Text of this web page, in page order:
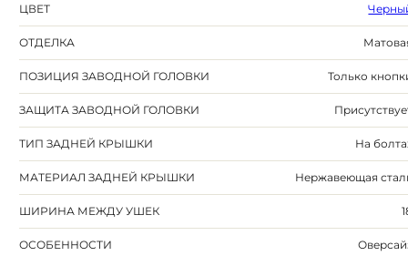
ЦВЕТ
ОТДЕЛКА
ПОЗИЦИЯ ЗАВОДНОЙ ГОЛОВКИ Только
ЗАЩИТА ЗАВОДНОЙ ГОЛОВКИ
ТИП ЗАДНЕЙ КРЫШКИ На
МАТЕРИАЛ ЗАДНЕЙ КРЫШКИ Нержавеющая
ШИРИНА МЕЖДУ УШЕК
ОСОБЕННОСТИ